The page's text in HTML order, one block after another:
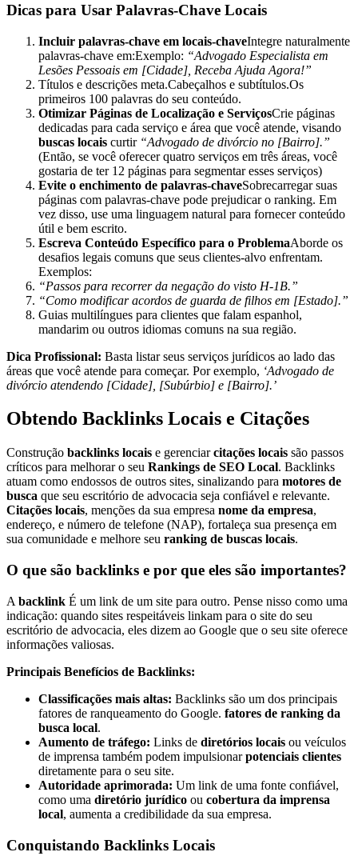
Dicas para Usar Palavras-Chave Locais
Incluir palavras-chave em locais-chaveIntegre naturalmente
palavras-chave em:Exemplo: “Advogado Especialista em
Lesões Pessoais em [Cidade], Receba Ajuda Agora!”
Títulos e descrições meta.Cabeçalhos e subtítulos.Os
primeiros 100 palavras do seu conteúdo.
Otimizar Páginas de Localização e ServiçosCrie páginas
dedicadas para cada serviço e área que você atende, visando
buscas locais curtir “Advogado de divórcio no [Bairro].”
(Então, se você oferecer quatro serviços em três áreas, você
gostaria de ter 12 páginas para segmentar esses serviços)
Evite o enchimento de palavras-chaveSobrecarregar suas
páginas com palavras-chave pode prejudicar o ranking. Em
vez disso, use uma linguagem natural para fornecer conteúdo
útil e bem escrito.
Escreva Conteúdo Específico para o ProblemaAborde os
desafios legais comuns que seus clientes-alvo enfrentam.
Exemplos:
“Passos para recorrer da negação do visto H-1B.”
“Como modificar acordos de guarda de filhos em [Estado].”
Guias multilíngues para clientes que falam espanhol,
mandarim ou outros idiomas comuns na sua região.
Dica Profissional: Basta listar seus serviços jurídicos ao lado das
áreas que você atende para começar. Por exemplo, ‘Advogado de
divórcio atendendo [Cidade], [Subúrbio] e [Bairro].’
Obtendo Backlinks Locais e Citações
Construção backlinks locais e gerenciarcitações locais são passos
críticos para melhorar o seu Rankings de SEO Local. Backlinks
atuam como endossos de outros sites, sinalizando para motores de
busca que seu escritório de advocacia seja confiável e relevante.
Citações locais, menções da sua empresa nome da empresa,
endereço, e número de telefone (NAP), fortaleça sua presença em
sua comunidade e melhore seu ranking de buscas locais.
O que são backlinks e por que eles são importantes?
A backlink É um link de um site para outro. Pense nisso como uma
indicação: quando sites respeitáveis linkam para o site do seu
escritório de advocacia, eles dizem ao Google que o seu site oferece
informações valiosas.
Principais Benefícios de Backlinks:
Classificações mais altas: Backlinks são um dos principais
fatores de ranqueamento do Google. fatores de ranking da
busca local.
Aumento de tráfego: Links de diretórios locais ou veículos
de imprensa também podem impulsionarpotenciais clientes
diretamente para o seu site.
Autoridade aprimorada: Um link de uma fonte confiável,
como uma diretório jurídico ou cobertura da imprensa
local, aumenta a credibilidade da sua empresa.
Conquistando Backlinks Locais